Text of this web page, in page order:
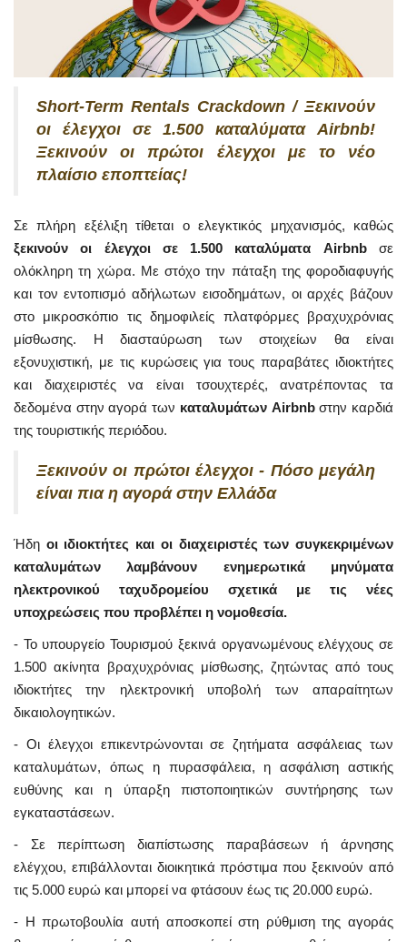
Short-Term Rentals Crackdown / Ξεκινούν
οι έλεγχοι σε 1.500 καταλύματα Airbnb!
Ξεκινούν οι πρώτοι έλεγχοι με το νέο
πλαίσιο εποπτείας!
Σε πλήρη εξέλιξη τίθεται ο ελεγκτικός μηχανισμός, καθώς
ξεκινούν οι έλεγχοι σε 1.500 καταλύματα Airbnbσε
ολόκληρη τη χώρα. Με στόχο την πάταξη της φοροδιαφυγής
και τον εντοπισμό αδήλωτων εισοδημάτων, οι αρχές βάζουν
στο μικροσκόπιο τις δημοφιλείς πλατφόρμες βραχυχρόνιας
μίσθωσης. Η διασταύρωση των στοιχείων θα είναι
εξονυχιστική, με τις κυρώσεις για τους παραβάτες ιδιοκτήτες
και διαχειριστές να είναι τσουχτερές, ανατρέποντας τα
δεδομένα στην αγορά των καταλυμάτων Airbnbστην καρδιά
της τουριστικής περιόδου.
Ξεκινούν οι πρώτοι έλεγχοι - Πόσο μεγάλη
είναι πια η αγορά στην Ελλάδα
Ήδη οι ιδιοκτήτες και οι διαχειριστές των συγκεκριμένων
καταλυμάτων λαμβάνουν ενημερωτικά μηνύματα
ηλεκτρονικού ταχυδρομείου σχετικά με τις νέες
υποχρεώσεις που προβλέπει η νομοθεσία.
- Το υπουργείο Τουρισμού ξεκινά οργανωμένους ελέγχους σε
1.500 ακίνητα βραχυχρόνιας μίσθωσης, ζητώντας από τους
ιδιοκτήτες την ηλεκτρονική υποβολή των απαραίτητων
δικαιολογητικών.
- Οι έλεγχοι επικεντρώνονται σε ζητήματα ασφάλειας των
καταλυμάτων, όπως η πυρασφάλεια, η ασφάλιση αστικής
ευθύνης και η ύπαρξη πιστοποιητικών συντήρησης των
εγκαταστάσεων.
- Σε περίπτωση διαπίστωσης παραβάσεων ή άρνησης
ελέγχου, επιβάλλονται διοικητικά πρόστιμα που ξεκινούν από
τις 5.000 ευρώ και μπορεί να φτάσουν έως τις 20.000 ευρώ.
- Η πρωτοβουλία αυτή αποσκοπεί στη ρύθμιση της αγοράς